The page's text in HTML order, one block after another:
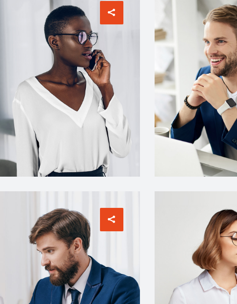
INTERIOR DESIGNER
Jean Scott
ACCOUNT MANAGER
Miguel Anders